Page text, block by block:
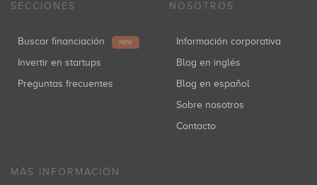
SECCIONES
Buscar financiación NEW
Invertir en startups
Preguntas frecuentes
NOSOTROS
Información corporativa
Blog en inglés
Blog en español
Sobre nosotros
Contacto
MÁS INFORMACIÓN